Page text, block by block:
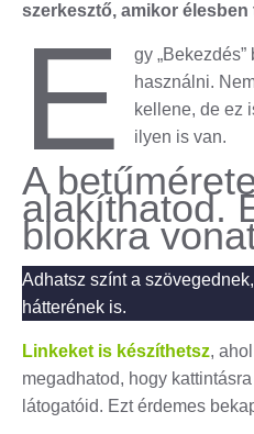
szerkesztő, amikor élesben
E
gy
használni.
kellene, de ez
ilyen is van.
A
alakíthatod.
blokkra
Adhatsz színt a
hátterének is.
Linkeket is készíthetsz,
megadhatod, hogy
látogatóid. Ezt érdemes